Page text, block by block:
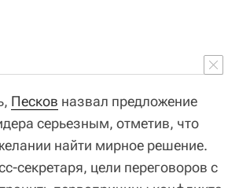
Песков назвал предложение
серьезным, отметив, что
найти мирное решение.
секретаря, цели переговоров с